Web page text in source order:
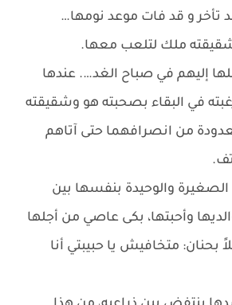
تأخر و قد فات موعد نومها…
ملك لتلعب معها.
إليهم في صباح الغد…. عندها
في البقاء بصحبته هو وشقيقته
من انصرافهما حتى آتاهم
والوحيدة بنفسها بين
وأحبتها، بكى عاصي من أجلها
بحنان: متخافيش يا حبيبتي أنا